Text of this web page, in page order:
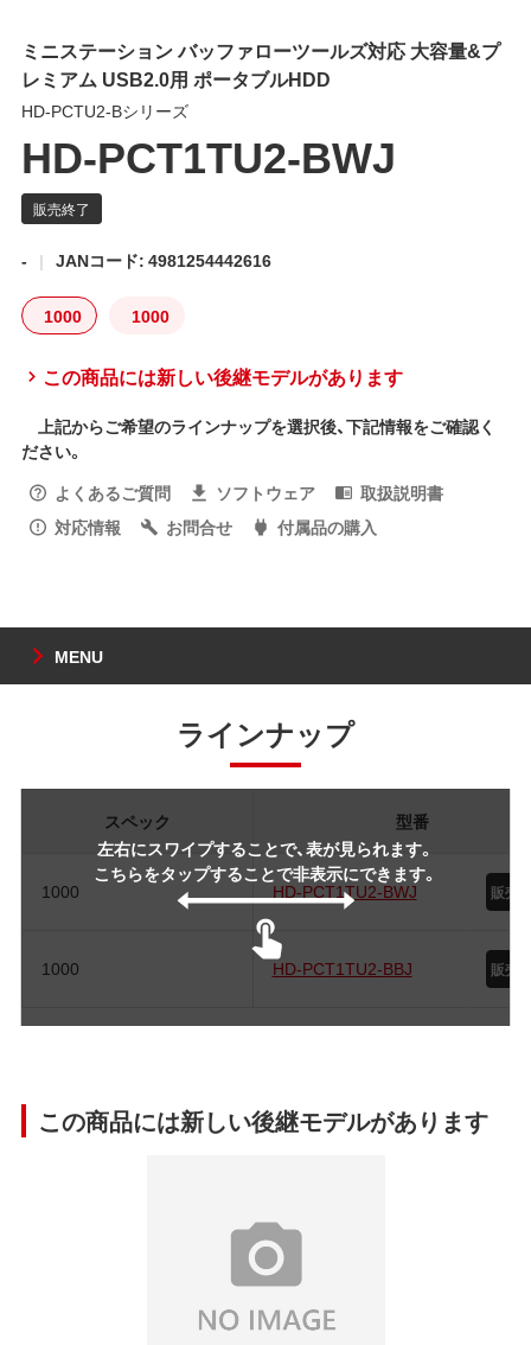
ミニステーション バッファローツールズ対応 大容量&プ
レミアム USB2.0用 ポータブルHDD
HD-PCTU2-Bシリーズ
HD-PCT1TU2-BWJ
- JANコード: 4981254442616
1000 1000
この商品には新しい後継モデルがあります
上記からご希望のラインナップを選択後、下記情報をご確認く
ださい。
よくあるご質問
ソフトウェア
取扱説明書
対応情報
お問合せ 付属品の購入
MENU
ラインナップ
左右にスワイプすることで、表が見られます。
こちらをタップすることで非表示にできます。
スペック 型番
1000 HD-PCT1TU2-BWJ
1000 HD-PCT1TU2-BBJ
この商品には新しい後継モデルがあります